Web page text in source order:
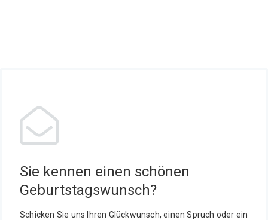
Sie kennen einen schönen
Geburtstagswunsch?
Schicken Sie uns Ihren Glückwunsch, einen Spruch oder ein